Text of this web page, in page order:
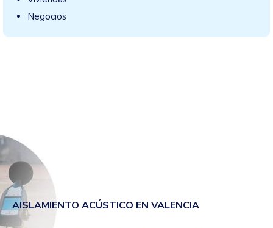
Negocios
AISLAMIENTO ACÚSTICO EN VALENCIA